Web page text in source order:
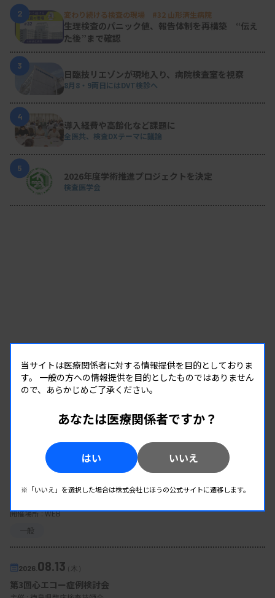
2 変わり続ける検査の現場 #32 山形済生病院
生理検査のパニック値、報告体制を再構築 “伝え
た後”まで確認
3
日臨技リエゾンが現地入り、病院検査室を視察
8月8・9両日にはDVT検診へ
4
導入経費や高齢化など課題に
全医共、検査DXテーマに議論
5
2026年度学術推進プロジェクトを決定
検査医学会
EVENT
イベント情報
08.12（水）
臨床一般検査部門研修会
開催場所 : WEB
一般
2026. 08.13（木）
第3回心エコー症例検討会
当サイトは医療関係者に対する情報提供を目的としておりま
す。 一般の方への情報提供を目的としたものではありません
ので、あらかじめご了承ください。
あなたは医療関係者ですか？
はい いいえ
※「いいえ」を選択した場合は株式会社じほうの公式サイトに遷移します。